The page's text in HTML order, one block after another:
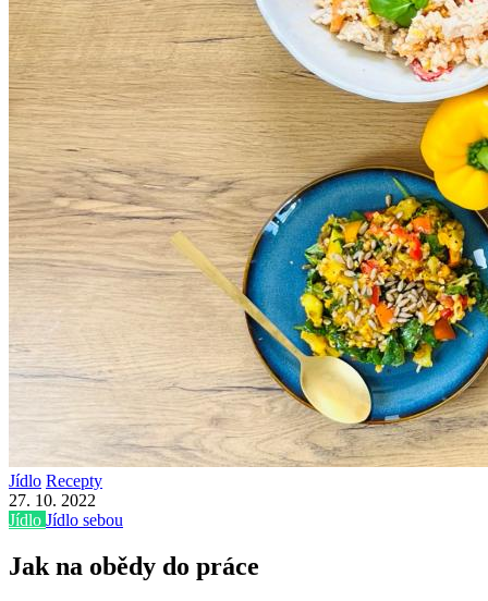
Jídlo Recepty
27. 10. 2022
Jídlo Jídlo sebou
Jak na obědy do práce